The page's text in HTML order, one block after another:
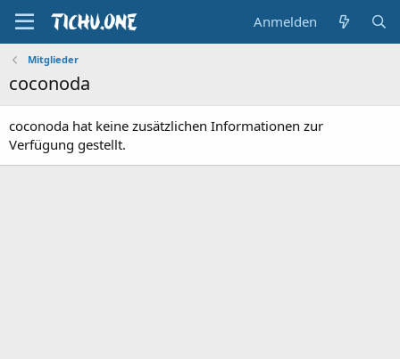
Anmelden
Mitglieder
coconoda
coconoda hat keine zusätzlichen Informationen zur
Verfügung gestellt.